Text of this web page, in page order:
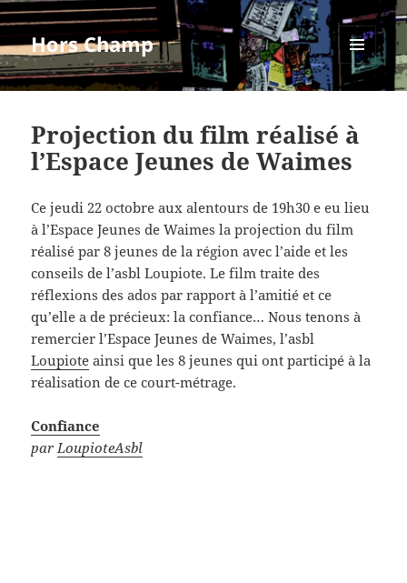
Hors Champ
MENU
ET
Projection du film réalisé à
l’Espace Jeunes de Waimes
Ce jeudi 22 octobre aux alentours de 19h30 e eu lieu
à l’Espace Jeunes de Waimes la projection du film
réalisé par 8 jeunes de la région avec l’aide et les
conseils de l’asbl Loupiote. Le film traite des
réflexions des ados par rapport à l’amitié et ce
qu’elle a de précieux: la confiance… Nous tenons à
remercier l’Espace Jeunes de Waimes, l’asbl
Loupiote ainsi que les 8 jeunes qui ont participé à la
réalisation de ce court-métrage.
Confiance
parLoupioteAsbl